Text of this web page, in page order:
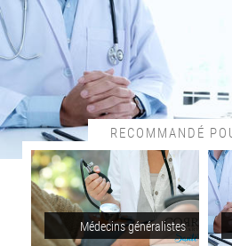
RECOMMANDÉ
Médecins généralistes